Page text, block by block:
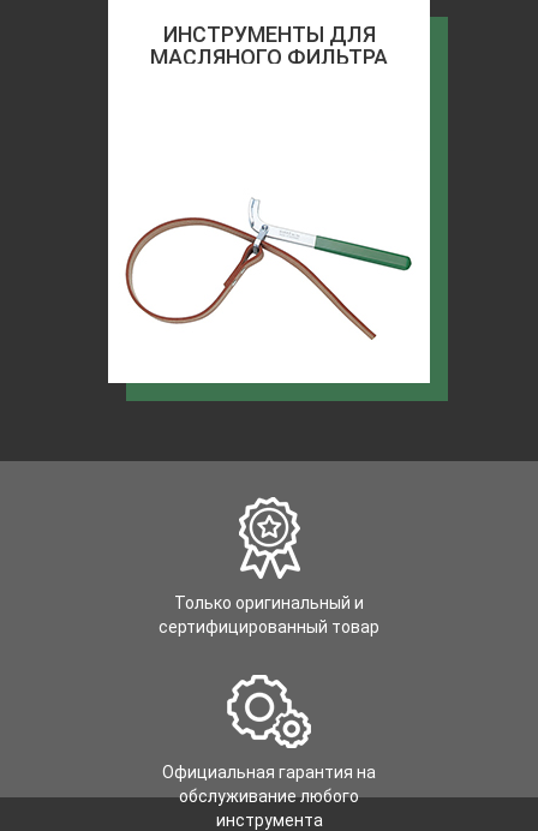
ИНСТРУМЕНТЫ ДЛЯ
МАСЛЯНОГО ФИЛЬТРА
Только оригинальный и
сертифицированный товар
Официальная гарантия на
обслуживание любого
инструмента